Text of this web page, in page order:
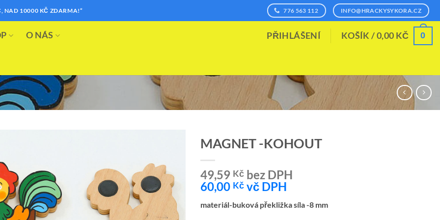
NAD 10000 KČ ZDARMA!“ 776 563 112 INFO@HRACKYSYKORA.CZ
O NÁS PŘIHLÁŠENÍ KOŠÍK /0,00 KČ 0
Přidat k
oblíbeným
MAGNET -KOHOUT
49,59 Kčbez DPH
60,00 Kčvč DPH
materiál-buková překližka síla -8 mm